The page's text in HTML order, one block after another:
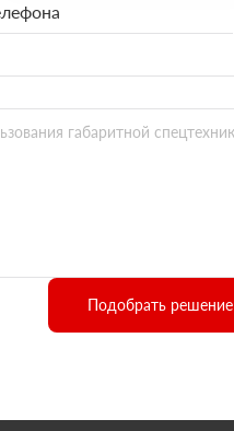
Подобрать решение